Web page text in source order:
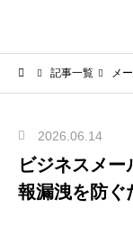
記事一覧 メ
2026.06.14
ビジネスメ
報漏洩を防ぐ